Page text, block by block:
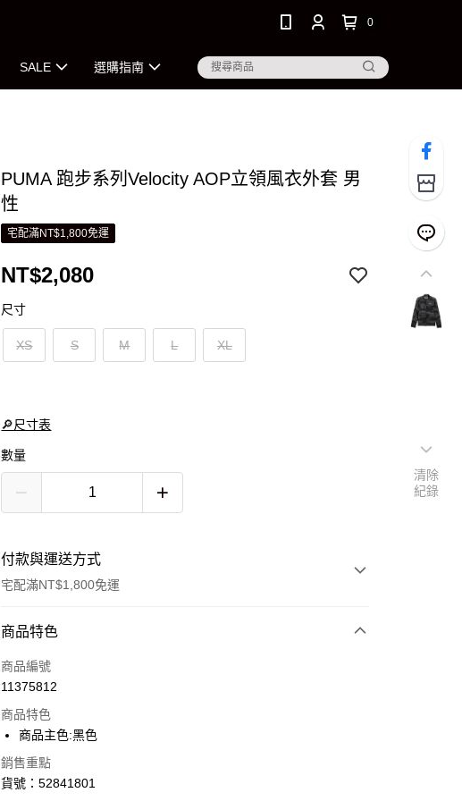
0
SALE 選購指南
PUMA 跑步系列Velocity AOP立領風衣外套 男
性
宅配滿NT$1,800免運
NT$2,080
尺寸
XS S M L XL
🔎尺寸表
數量
付款與運送方式
宅配滿NT$1,800免運
付款方式
信用卡一次付款
Apple Pay
街口支付
商品特色
商品編號
11375812
商品特色
商品主色:黑色
銷售重點
貨號：52841801
清除
紀錄